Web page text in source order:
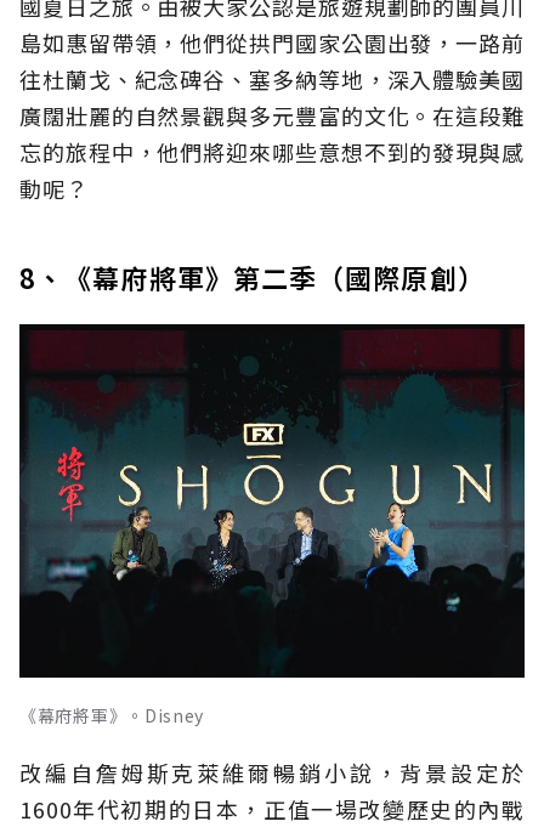
島如惠留帶領，他們從拱門國家公園出發，一路前
往杜蘭戈、紀念碑谷、塞多納等地，深入體驗美國
廣闊壯麗的自然景觀與多元豐富的文化。在這段難
忘的旅程中，他們將迎來哪些意想不到的發現與感
動呢？
8、《幕府將軍》第二季（國際原創）
《幕府將軍》。Disney
改編自詹姆斯克萊維爾暢銷小說，背景設定於
1600年代初期的日本，正值一場改變歷史的內戰